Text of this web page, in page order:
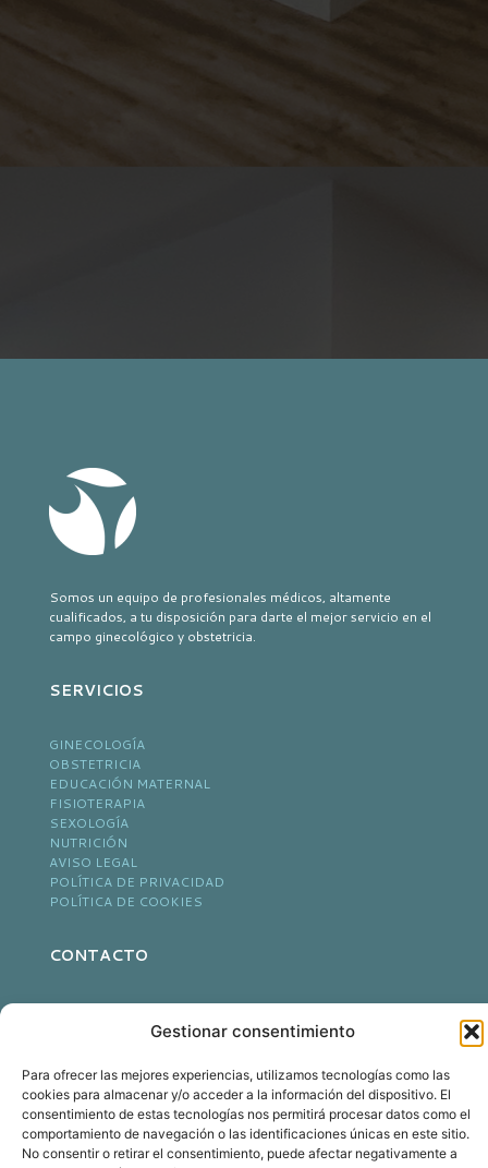
Gestionar consentimiento
Para ofrecer las mejores experiencias, utilizamos tecnologías como las
cookies para almacenar y/o acceder a la información del dispositivo. El
consentimiento de estas tecnologías nos permitirá procesar datos como el
comportamiento de navegación o las identificaciones únicas en este sitio.
No consentir o retirar el consentimiento, puede afectar negativamente a
Somos un equipo de profesionales médicos, altamente
cualificados, a tu disposición para darte el mejor servicio en el
campo ginecológico y obstetricia.
SERVICIOS
GINECOLOGÍA
OBSTETRICIA
EDUCACIÓN MATERNAL
FISIOTERAPIA
SEXOLOGÍA
NUTRICIÓN
AVISO LEGAL
POLÍTICA DE PRIVACIDAD
POLÍTICA DE COOKIES
CONTACTO
963 953 385
info@clinicamontesinos.com
46005 Valencia, Valencia